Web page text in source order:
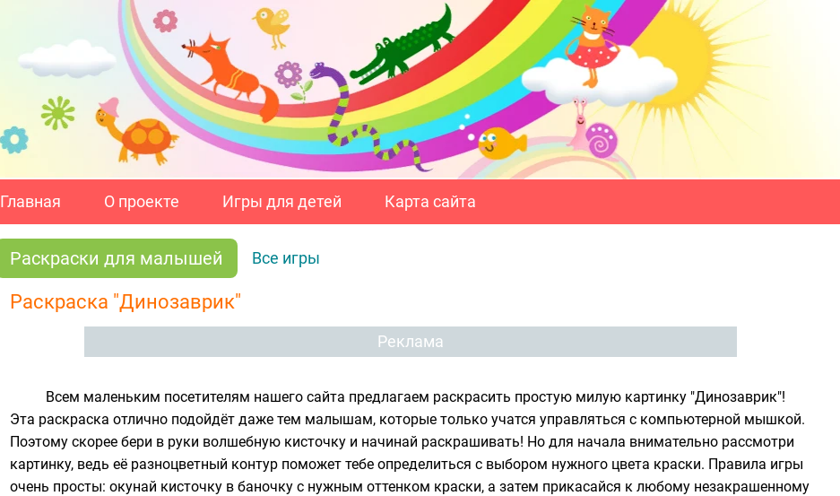
Главная О проекте Игры для детей Карта сайта
Раскраски для малышей Все игры
Раскраска "Динозаврик"
Реклама
Всем маленьким посетителям нашего сайта предлагаем раскрасить простую милую картинку "Динозаврик"!
Эта раскраска отлично подойдёт даже тем малышам, которые только учатся управляться с компьютерной мышкой.
Поэтому скорее бери в руки волшебную кисточку и начинай раскрашивать! Но для начала внимательно рассмотри
картинку, ведь её разноцветный контур поможет тебе определиться с выбором нужного цвета краски. Правила игры
очень просты: окунай кисточку в баночку с нужным оттенком краски, а затем прикасайся к любому незакрашенному